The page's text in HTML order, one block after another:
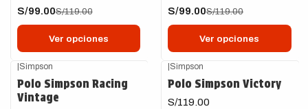
S/99.00S/119.00
Ver opciones
S/99.00S/119.00
Ver opciones
|Simpson
Polo Simpson Racing
Vintage
|Simpson
Polo Simpson Victory
S/119.00